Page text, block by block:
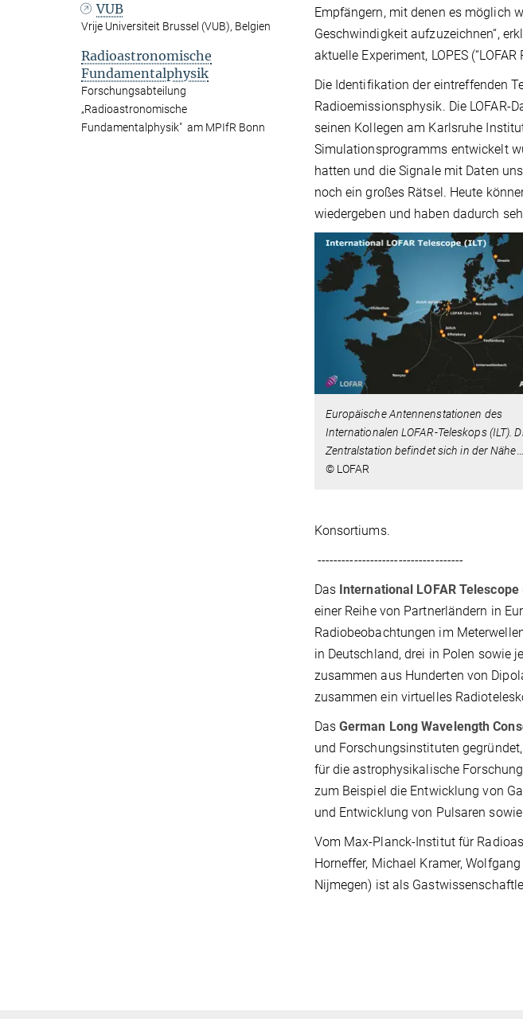
Empfängern, mit denen es möglich
Geschwindigkeit aufzuzeichnen“,
aktuelle Experiment, LOPES
Die Identifikation der eintreffenden
Radioemissionsphysik. Die LOFAR-
seinen Kollegen am Karlsruhe
Simulationsprogramms entwickelt
hatten und die Signale mit Daten
noch ein großes Rätsel. Heute
wiedergeben und haben dadurch
Europäische Antennenstationen des
Internationalen LOFAR-Teleskops (ILT).
Zentralstation befindet sich in der Nähe
© LOFAR
Konsortiums.
------------------------------------
Das International LOFAR Telescope
einer Reihe von Partnerländern in
Radiobeobachtungen im
in Deutschland, drei in Polen sowie
zusammen aus Hunderten von
zusammen ein virtuelles
Das German Long Wavelength
und Forschungsinstituten
für die astrophysikalische
zum Beispiel die Entwicklung von
und Entwicklung von Pulsaren
Vom Max-Planck-Institut für
Horneffer, Michael Kramer,
Nijmegen) ist als
VUB
Vrije Universiteit Brussel (VUB), Belgien
Radioastronomische
Fundamentalphysik
Forschungsabteilung
„Radioastronomische
Fundamentalphysik" am MPIfR Bonn